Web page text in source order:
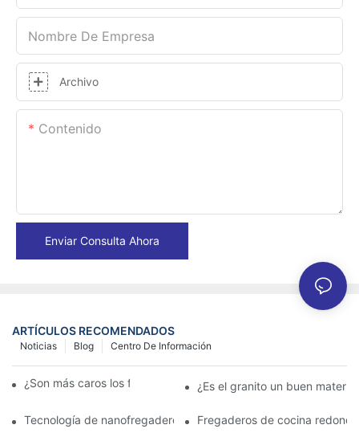
Nombre De Empresa
Archivo
Contenido
Enviar Consulta Ahora
ARTÍCULOS RECOMENDADOS
Centro De Información
Blog
Noticias
¿Son más caros los fregaderos de granito?¿Es el granito un buen
Tecnología de nanofregaderos: lo que los propietarios deben
Fregaderos de cocina